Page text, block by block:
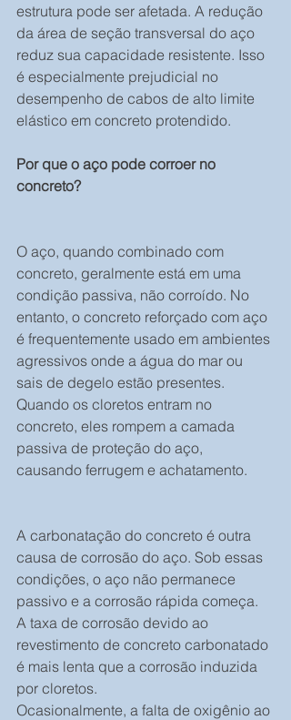
estrutura pode ser afetada. A redução
da área de seção transversal do aço
reduz sua capacidade resistente. Isso
é especialmente prejudicial no
desempenho de cabos de alto limite
elástico em concreto protendido.
Por que o aço pode corroer no
concreto?
O aço, quando combinado com
concreto, geralmente está em uma
condição passiva, não corroído. No
entanto, o concreto reforçado com aço
é frequentemente usado em ambientes
agressivos onde a água do mar ou
sais de degelo estão presentes.
Quando os cloretos entram no
concreto, eles rompem a camada
passiva de proteção do aço,
causando ferrugem e achatamento.
A carbonatação do concreto é outra
causa de corrosão do aço. Sob essas
condições, o aço não permanece
passivo e a corrosão rápida começa.
A taxa de corrosão devido ao
revestimento de concreto carbonatado
é mais lenta que a corrosão induzida
por cloretos.
Ocasionalmente, a falta de oxigênio ao